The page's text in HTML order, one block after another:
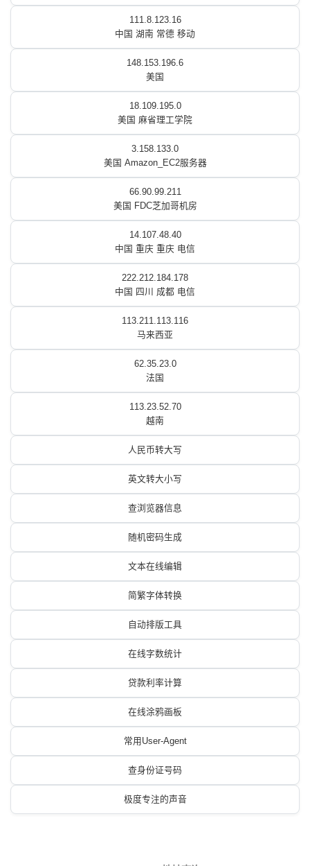
111.8.123.16
中国 湖南 常德 移动
148.153.196.6
美国
18.109.195.0
美国 麻省理工学院
3.158.133.0
美国 Amazon_EC2服务器
66.90.99.211
美国 FDC芝加哥机房
14.107.48.40
中国 重庆 重庆 电信
222.212.184.178
中国 四川 成都 电信
113.211.113.116
马来西亚
62.35.23.0
法国
113.23.52.70
越南
人民币转大写
英文转大小写
查浏览器信息
随机密码生成
文本在线编辑
简繁字体转换
自动排版工具
在线字数统计
贷款利率计算
在线涂鸦画板
常用User-Agent
查身份证号码
极度专注的声音